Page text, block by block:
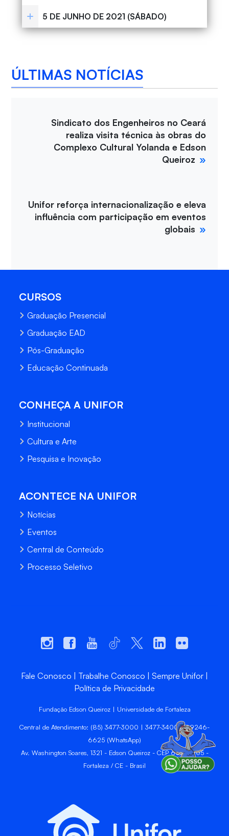
5 DE JUNHO DE 2021 (SÁBADO)
ÚLTIMAS NOTÍCIAS
Sindicato dos Engenheiros no Ceará
realiza visita técnica às obras do
Complexo Cultural Yolanda e Edson
Queiroz
Unifor reforça internacionalização e eleva
influência com participação em eventos
globais
CURSOS
Graduação Presencial
Graduação EAD
Pós-Graduação
Educação Continuada
CONHEÇA A UNIFOR
Institucional
Cultura e Arte
Pesquisa e Inovação
ACONTECE NA UNIFOR
Notícias
Eventos
Central de Conteúdo
Processo Seletivo
Fale Conosco Trabalhe Conosco
Sempre Unifor
Política de Privacidade
Fundação Edson Queiroz | Universidade de Fortaleza
Central de Atendimento: (85) 3477-3000 | 3477-3400 | 99246-
6625 (WhatsApp)
Av. Washington Soares, 1321 - Edson Queiroz - CEP 60811-905 -
Fortaleza / CE - Brasil